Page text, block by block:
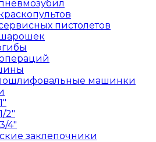
пистолетов
машинки
2"
4"
заклепочники